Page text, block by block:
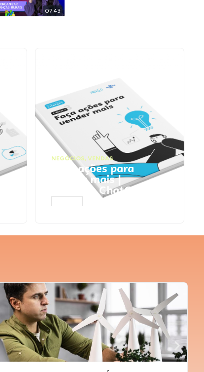
07:43
NEGÓCIOS, VENDAS
Faça ações para
vender mais |
Prompts ChatGPT